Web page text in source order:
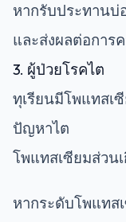
หากรับประทานบ่
และส่งผลต่อการ
3. ผู้ป่วยโรคไต
ทุเรียนมีโพแทส
ปัญหาไต เพร
โพแทสเซียมส่วน
หากระดับโพแท